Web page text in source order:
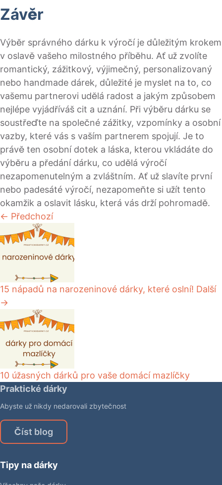
Závěr
Výběr správného dárku k výročí je důležitým krokem
v oslavě vašeho milostného příběhu. Ať už zvolíte
romantický, zážitkový, výjimečný, personalizovaný
nebo handmade dárek, důležité je myslet na to, co
vašemu partnerovi udělá radost a jakým způsobem
nejlépe vyjádříváš cit a uznání. Při výběru dárku se
soustřeďte na společné zážitky, vzpomínky a osobní
vazby, které vás s vaším partnerem spojují. Je to
právě ten osobní dotek a láska, kterou vkládáte do
výběru a předání dárku, co udělá výročí
nezapomenutelným a zvláštním. Ať už slavíte první
nebo padesáté výročí, nezapomeňte si užít tento
okamžik a oslavit lásku, která vás drží pohromadě.
← Předchozí
15 nápadů na narozeninové dárky, které oslní! Další
→
10 úžasných dárků pro vaše domácí mazlíčky
Praktické dárky
Abyste už nikdy nedarovali zbytečnost
Číst blog
Tipy na dárky